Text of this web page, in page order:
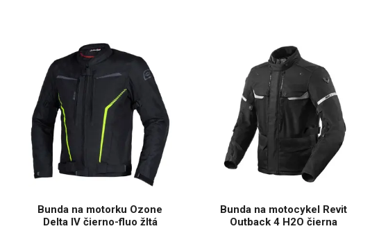
Bunda na motorku Ozone
Delta IV čierno-fluo žltá
Bunda na motocykel Revit
Outback 4 H2O čierna